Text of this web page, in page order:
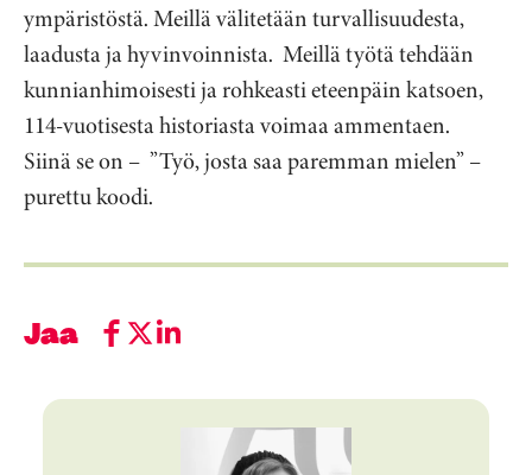
ympäristöstä. Meillä välitetään turvallisuudesta,
laadusta ja hyvinvoinnista. Meillä työtä tehdään
kunnianhimoisesti ja rohkeasti eteenpäin katsoen,
114-vuotisesta historiasta voimaa ammentaen.
Siinä se on – ”Työ, josta saa paremman mielen” –
purettu koodi.
Jaa